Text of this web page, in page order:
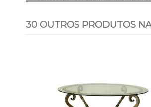
30 OUTROS PRODUTOS